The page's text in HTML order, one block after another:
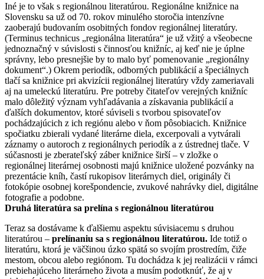
Iné je to však s regionálnou literatúrou. Regionálne knižnice na
Slovensku sa už od 70. rokov minulého storočia intenzívne
zaoberajú budovaním osobitných fondov regionálnej literatúry.
(Terminus technicus „regionálna literatúra“ je už vžitý a všeobecne
jednoznačný v súvislosti s činnosťou knižníc, aj keď nie je úplne
správny, lebo presnejšie by to malo byť pomenovanie „regionálny
dokument“.) Okrem periodík, odborných publikácií a špeciálnych
tlačí sa knižnice pri akvizícii regionálnej literatúry vždy zameriavali
aj na umeleckú literatúru. Pre potreby čitateľov verejných knižníc
malo dôležitý význam vyhľadávania a získavania publikácií a
ďalších dokumentov, ktoré súviseli s tvorbou spisovateľov
pochádzajúcich z ich regiónu alebo v ňom pôsobiacich. Knižnice
spočiatku zbierali vydané literárne diela, excerpovali a vytvárali
záznamy o autoroch z regionálnych periodík a z ústrednej tlače. V
súčasnosti je zberateľský záber knižnice širší – v zložke o
regionálnej literárnej osobnosti majú knižnice uložené pozvánky na
prezentácie kníh, častí rukopisov literárnych diel, originály či
fotokópie osobnej korešpondencie, zvukové nahrávky diel, digitálne
fotografie a podobne.
Druhá literatúra sa prelína s regionálnou literatúrou
Teraz sa dostávame k ďalšiemu aspektu súvisiacemu s druhou
literatúrou – prelínaniu sa s regionálnou literatúrou. Ide totiž o
literatúru, ktorá je väčšinou úzko spätá so svojím prostredím, čiže
mestom, obcou alebo regiónom. Tu dochádza k jej realizácii v rámci
prebiehajúceho literárneho života a musím podotknúť, že aj v